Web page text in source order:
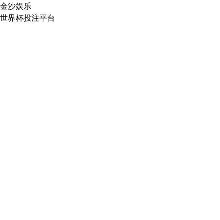
金沙娱乐
世界杯投注平台